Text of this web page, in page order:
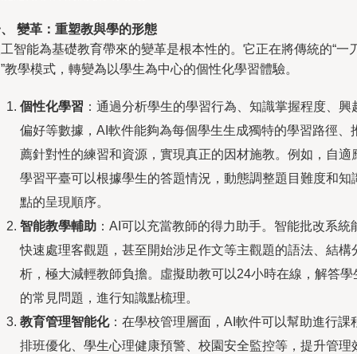
變革：重塑教與學的形態
智能為基礎教育帶來的變革是根本性的。它正在將傳統的“一
教學模式，轉變為以學生為中心的個性化學習體驗。
個性化學習 ：通過分析學生的學習行為、知識掌握程度、興
偏好等數據，AI軟件能夠為每個學生生成獨特的學習路徑、
薦針對性的練習和資源，實現真正的因材施教。例如，自適
學習平臺可以根據學生的答題情況，動態調整題目難度和知
點的呈現順序。
智能教學輔助 ：AI可以充當教師的得力助手。智能批改系統
快速處理客觀題，甚至開始涉足作文等主觀題的語法、結構
析，極大減輕教師負擔。虛擬助教可以24小時在線，解答學
的常見問題，進行知識點梳理。
教育管理智能化：在學校管理層面，AI軟件可以幫助進行課
排班優化、學生心理健康預警、校園安全監控等，提升管理